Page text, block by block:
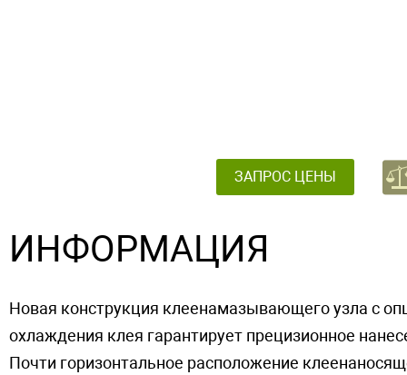
ЗАПРОС ЦЕНЫ
ИНФОРМАЦИЯ
Новая конструкция клеенамазывающего узла с
охлаждения клея гарантирует прецизионное
Почти горизонтальное расположение